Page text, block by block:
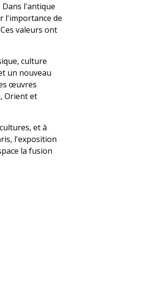
l'antique
l'importance de
valeurs ont
culture
un nouveau
œuvres
Orient et
et à
l'exposition
la fusion